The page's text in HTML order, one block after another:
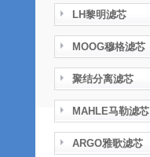
LH黎明滤芯
MOOG穆格滤芯
聚结分离滤芯
MAHLE马勒滤芯
ARGO雅歌滤芯